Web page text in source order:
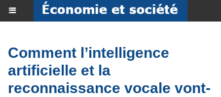
Comment l’intelligence
artificielle et la
reconnaissance vocale vont-